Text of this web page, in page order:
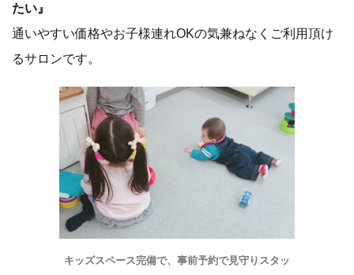
たい』
通いやすい価格やお子様連れOKの気兼ねなくご利用頂け
るサロンです。
キッズスペース完備で、事前予約で見守りスタッ